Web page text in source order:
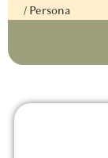
/ Persona